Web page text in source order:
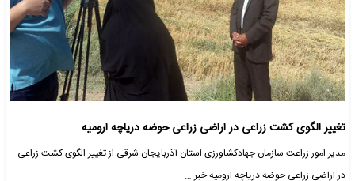
تغییر الگوی کشت زراعی در اراضی زراعی حوضه دریاچه ارومیه
مدیر امور زراعت سازمان جهادکشاورزی استان آذربایجان شرقی از تغییر الگوی کشت زراعی
در اراضی زراعی حوضه دریاچه ارومیه خبر …